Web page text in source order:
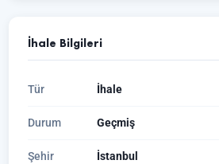
İhale Bilgileri
Tür İhale
Durum Geçmiş
Şehir İstanbul